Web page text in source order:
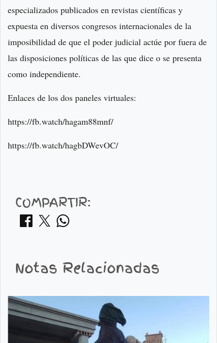
especializados publicados en revistas científicas y
expuesta en diversos congresos internacionales de la
imposibilidad de que el poder judicial actúe por fuera de
las disposiciones políticas de las que dice o se presenta
como independiente.
Enlaces de los dos paneles virtuales:
https://fb.watch/hagam88mnf/
https://fb.watch/hagbDWevOC/
COMPARTIR:
Notas Relacionadas